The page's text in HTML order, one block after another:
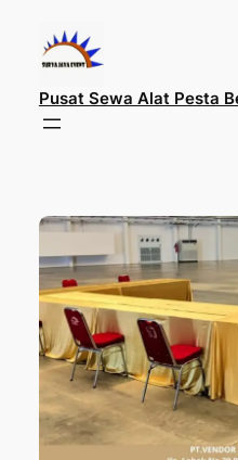
konten
Pusat Sewa Alat Pesta